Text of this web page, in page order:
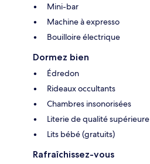
Mini-bar
Machine à expresso
Bouilloire électrique
Dormez bien
Édredon
Rideaux occultants
Chambres insonorisées
Literie de qualité supérieure
Lits bébé (gratuits)
Rafraîchissez-vous